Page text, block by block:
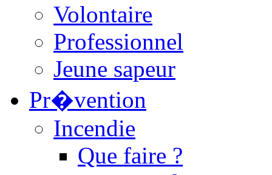
Volontaire
Professionnel
Jeune sapeur
Pr�vention
Incendie
Que faire ?